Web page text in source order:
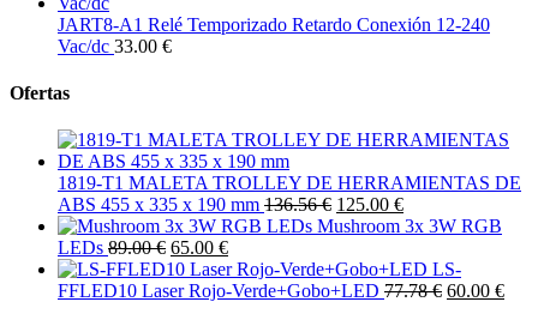
JART8-A1 Relé Temporizado Retardo Conexión 12-240
Vac/dc 33.00 €
Ofertas
1819-T1 MALETA TROLLEY DE HERRAMIENTAS DE
ABS 455 x 335 x 190 mm 136.56 € 125.00 €
Mushroom 3x 3W RGB
LEDs 89.00 € 65.00 €
LS-
FFLED10 Laser Rojo-Verde+Gobo+LED 77.78 € 60.00 €